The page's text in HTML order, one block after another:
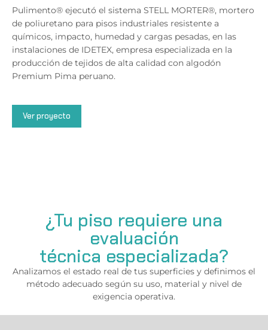
Pulimento® ejecutó el sistema STELL MORTER®, mortero
de poliuretano para pisos industriales resistente a
químicos, impacto, humedad y cargas pesadas, en las
instalaciones de IDETEX, empresa especializada en la
producción de tejidos de alta calidad con algodón
Premium Pima peruano.
Ver proyecto
¿Tu piso requiere una
evaluación
técnica especializada?
Analizamos el estado real de tus superficies y definimos el
método adecuado según su uso, material y nivel de
exigencia operativa.